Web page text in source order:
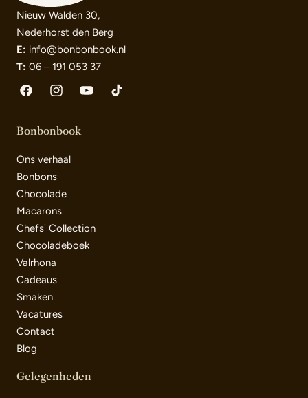
Nieuw Walden 30,
Nederhorst den Berg
E: info@bonbonbook.nl
T: 06 – 191 053 37
FacebookInstagramYouTubeTikTok
Bonbonbook
Ons verhaal
Bonbons
Chocolade
Macarons
Chefs' Collection
Chocoladeboek
Valrhona
Cadeaus
Smaken
Vacatures
Contact
Blog
Gelegenheden